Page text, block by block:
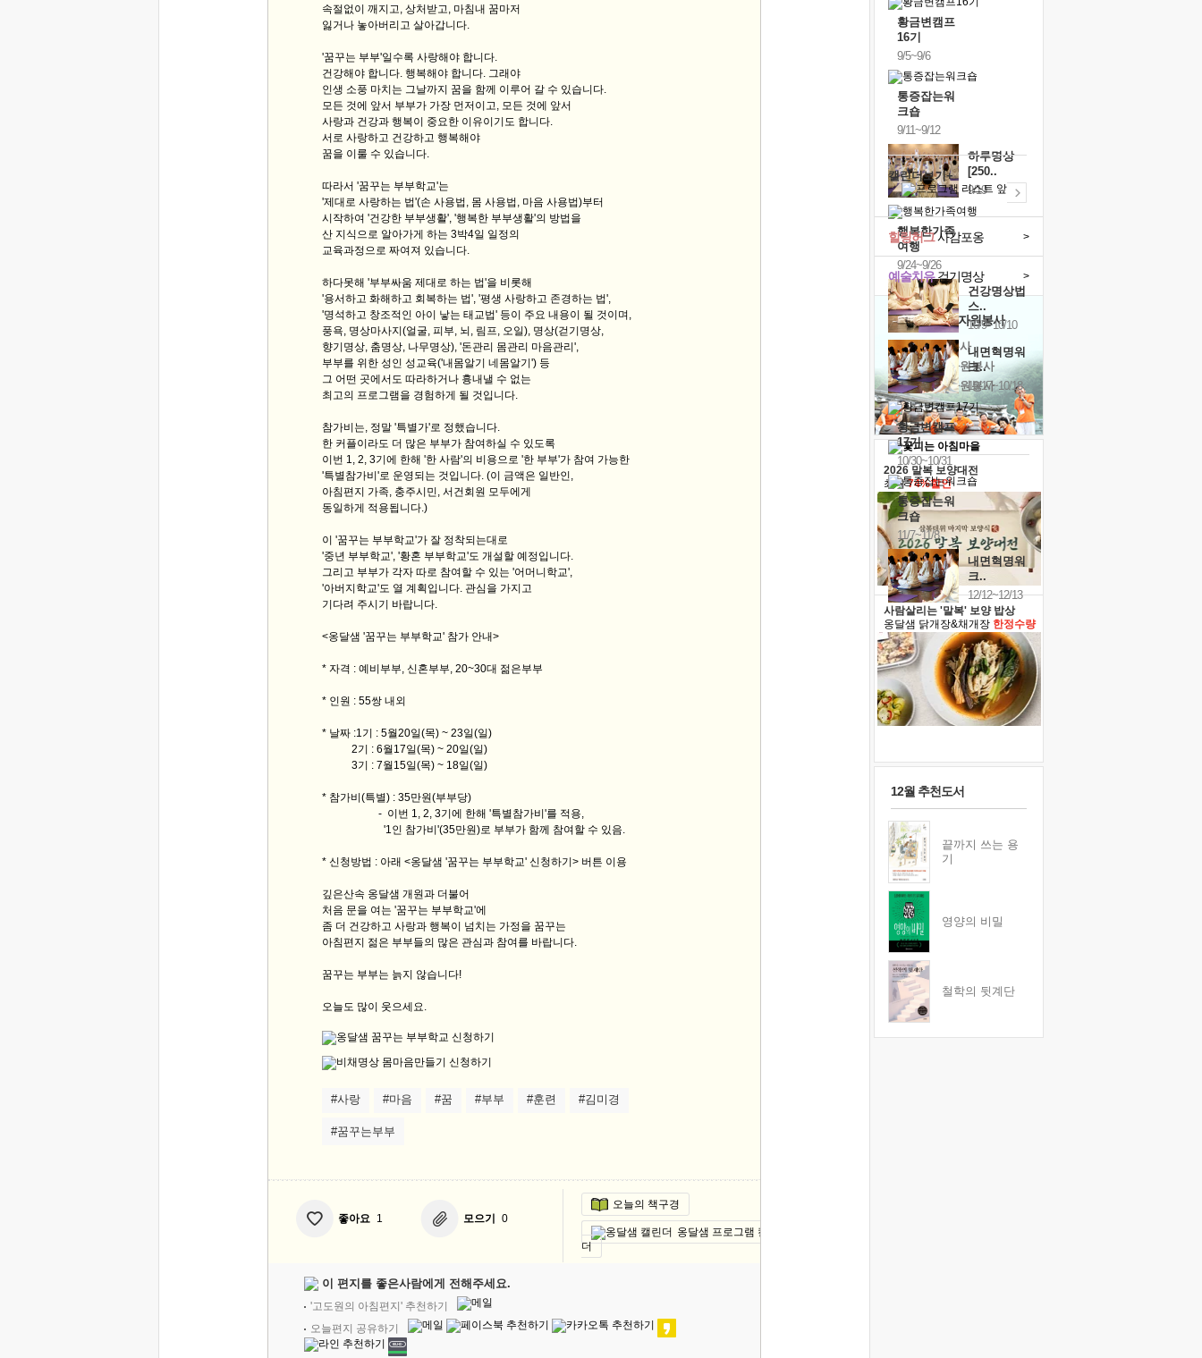
속절없이 깨지고, 상처받고, 마침내 꿈마저
잃거나 놓아버리고 살아갑니다.
'꿈꾸는 부부'일수록 사랑해야 합니다.
건강해야 합니다. 행복해야 합니다. 그래야
인생 소풍 마치는 그날까지 꿈을 함께 이루어 갈 수 있습니다.
모든 것에 앞서 부부가 가장 먼저이고, 모든 것에 앞서
사랑과 건강과 행복이 중요한 이유이기도 합니다.
서로 사랑하고 건강하고 행복해야
꿈을 이룰 수 있습니다.
따라서 '꿈꾸는 부부학교'는
'제대로 사랑하는 법'(손 사용법, 몸 사용법, 마음 사용법)부터
시작하여 '건강한 부부생활', '행복한 부부생활'의 방법을
산 지식으로 알아가게 하는 3박4일 일정의
교육과정으로 짜여져 있습니다.
하다못해 '부부싸움 제대로 하는 법'을 비롯해
'용서하고 화해하고 회복하는 법', '평생 사랑하고 존경하는 법',
'명석하고 창조적인 아이 낳는 태교법' 등이 주요 내용이 될 것이며,
풍욕, 명상마사지(얼굴, 피부, 뇌, 림프, 오일), 명상(걷기명상,
향기명상, 춤명상, 나무명상), '돈관리 몸관리 마음관리',
부부를 위한 성인 성교육('내몸알기 네몸알기') 등
그 어떤 곳에서도 따라하거나 흉내낼 수 없는
최고의 프로그램을 경험하게 될 것입니다.
참가비는, 정말 '특별가'로 정했습니다.
한 커플이라도 더 많은 부부가 참여하실 수 있도록
이번 1, 2, 3기에 한해 '한 사람'의 비용으로 '한 부부'가 참여 가능한
'특별참가비'로 운영되는 것입니다. (이 금액은 일반인,
아침편지 가족, 충주시민, 서건회원 모두에게
동일하게 적용됩니다.)
이 '꿈꾸는 부부학교'가 잘 정착되는대로
'중년 부부학교', '황혼 부부학교'도 개설할 예정입니다.
그리고 부부가 각자 따로 참여할 수 있는 '어머니학교',
'아버지학교'도 열 계획입니다. 관심을 가지고
기다려 주시기 바랍니다.
<옹달샘 '꿈꾸는 부부학교' 참가 안내>
* 자격 : 예비부부, 신혼부부, 20~30대 젊은부부
* 인원 : 55쌍 내외
* 날짜 :1기 : 5월20일(목) ~ 23일(일)
2기 : 6월17일(목) ~ 20일(일)
3기 : 7월15일(목) ~ 18일(일)
* 참가비(특별) : 35만원(부부당)
- 이번 1, 2, 3기에 한해 '특별참가비'를 적용,
'1인 참가비'(35만원)로 부부가 함께 참여할 수 있음.
* 신청방법 : 아래 <옹달샘 '꿈꾸는 부부학교' 신청하기> 버튼 이용
깊은산속 옹달샘 개원과 더불어
처음 문을 여는 '꿈꾸는 부부학교'에
좀 더 건강하고 사랑과 행복이 넘치는 가정을 꿈꾸는
아침편지 젊은 부부들의 많은 관심과 참여를 바랍니다.
꿈꾸는 부부는 늙지 않습니다!
오늘도 많이 웃으세요.
#사랑 #마음 #꿈 #부부 #훈련 #김미경
#꿈꾸는부부
좋아요 1 모으기 0
오늘의 책구경
옹달샘 프로그램 캘린
더
이 편지를 좋은사람에게 전해주세요.
'고도원의 아침편지' 추천하기
오늘편지 공유하기
황금변캠프
16기
9/5~9/6
통증잡는워
크숍
9/11~9/12
하루명상
[250..
9/19
행복한가족
여행
9/24~9/26
건강명상법
스..
10/9~10/10
내면혁명워
크..
10/17~10/18
황금변캠프
17기
10/30~10/31
통증잡는워
크숍
11/7~11/8
내면혁명워
크..
12/12~12/13
캘린더보기+
예술치유걷기명상 >
힐링허그사감포옹 >
'옹달샘의 꽃'자원봉사
· 청년 자원봉사
· 금빛청년 자원봉사
· 음식연구 자원봉사
2026 말복 보양대전
최대74%할인
사람살리는 '말복' 보양 밥상
옹달샘 닭개장&채개장 한정수량
12월 추천도서
끝까지 쓰는 용
기
영양의 비밀
철학의 뒷계단